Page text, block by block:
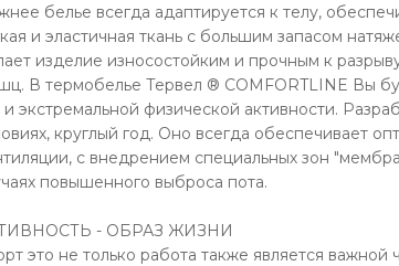
белье всегда адаптируется к телу,
и эластичная ткань с большим запасом
изделие износостойким и прочным к
В термобелье Тервел ® COMFORTLINE Вы
и экстремальной физической активности.
круглый год. Оно всегда обеспечивает
с внедрением специальных зон
повышенного выброса пота.
- ОБРАЗ ЖИЗНИ
это не только работа также является